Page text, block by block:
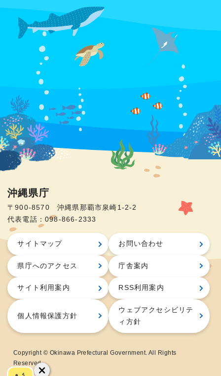
沖縄県庁
〒900-8570 沖縄県那覇市泉崎1-2-2
代表電話：098-866-2333
サイトマップ お問い合わせ
県庁へのアクセス 庁舎案内
サイト利用案内 RSS利用案内
個人情報保護方針
ウェブアクセシビリテ
ィ方針
Copyright © Okinawa Prefectural Government. All Rights
Reserved.